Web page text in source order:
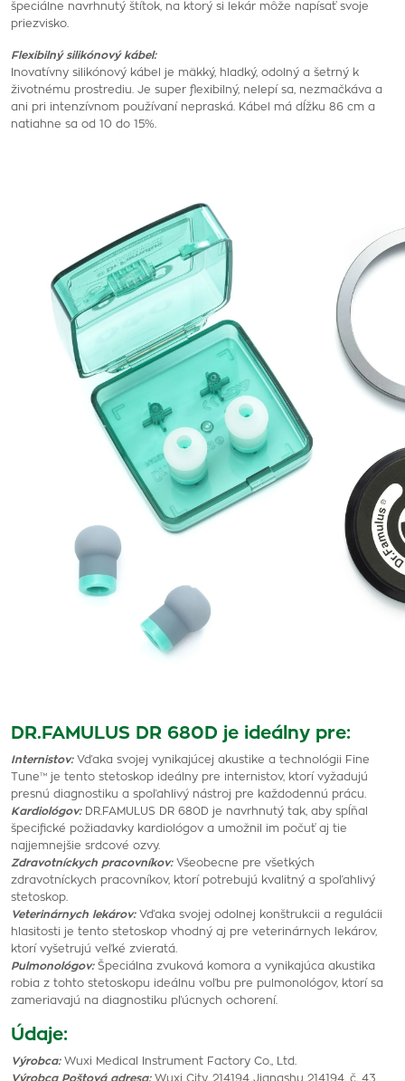
špeciálne navrhnutý štítok, na ktorý si lekár môže napísať svoje
priezvisko.
Flexibilný silikónový kábel:
Inovatívny silikónový kábel je mäkký, hladký, odolný a šetrný k
životnému prostrediu. Je super flexibilný, nelepí sa, nezmačkáva a
ani pri intenzívnom používaní nepraská. Kábel má dĺžku 86 cm a
natiahne sa od 10 do 15%.
DR.FAMULUS DR 680D je ideálny pre:
Internistov: Vďaka svojej vynikajúcej akustike a technológii Fine
Tune™ je tento stetoskop ideálny pre internistov, ktorí vyžadujú
presnú diagnostiku a spoľahlivý nástroj pre každodennú prácu.
Kardiológov:DR.FAMULUS DR 680D je navrhnutý tak, aby spĺňal
špecifické požiadavky kardiológov a umožnil im počuť aj tie
najjemnejšie srdcové ozvy.
Zdravotníckych pracovníkov:Všeobecne pre všetkých
zdravotníckych pracovníkov, ktorí potrebujú kvalitný a spoľahlivý
stetoskop.
Veterinárnych lekárov:Vďaka svojej odolnej konštrukcii a regulácii
hlasitosti je tento stetoskop vhodný aj pre veterinárnych lekárov,
ktorí vyšetrujú veľké zvieratá.
Pulmonológov:Špeciálna zvuková komora a vynikajúca akustika
robia z tohto stetoskopu ideálnu voľbu pre pulmonológov, ktorí sa
zameriavajú na diagnostiku pľúcnych ochorení.
Údaje:
Výrobca:Wuxi Medical Instrument Factory Co., Ltd.
Výrobca Poštová adresa:Wuxi City, 214194 Jiangshu 214194, č. 43